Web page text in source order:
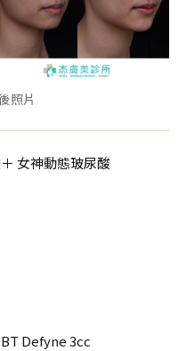
照片
女神動態玻尿酸
Defyne 3cc